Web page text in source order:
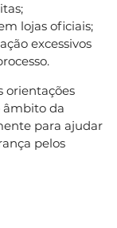
lojas oficiais;
excessivos
orientações
âmbito da
para ajudar
pelos